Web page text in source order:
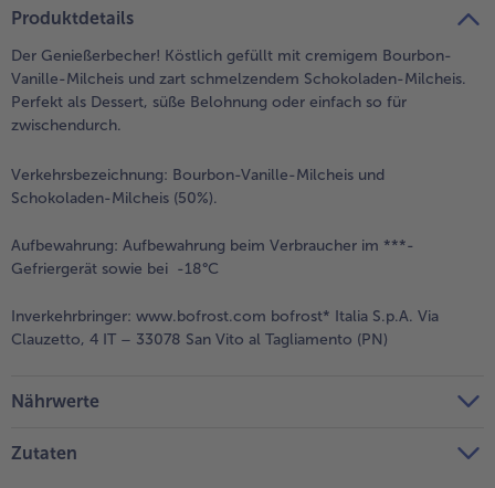
Produktdetails
Der Genießerbecher! Köstlich gefüllt mit cremigem Bourbon-
Vanille-Milcheis und zart schmelzendem Schokoladen-Milcheis.
Perfekt als Dessert, süße Belohnung oder einfach so für
zwischendurch.
Verkehrsbezeichnung: Bourbon-Vanille-Milcheis und
Schokoladen-Milcheis (50%).
Aufbewahrung: Aufbewahrung beim Verbraucher im ***-
Gefriergerät sowie bei -18°C
Inverkehrbringer: www.bofrost.com bofrost* Italia S.p.A. Via
Clauzetto, 4 IT – 33078 San Vito al Tagliamento (PN)
Nährwerte
Zutaten